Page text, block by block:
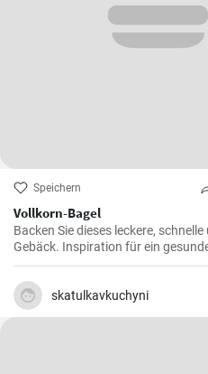
Speichern
Vollkorn-Bagel
Backen Sie dieses leckere,
Gebäck. Inspiration für ein
man nie genug haben.
skatulkavkuchyni